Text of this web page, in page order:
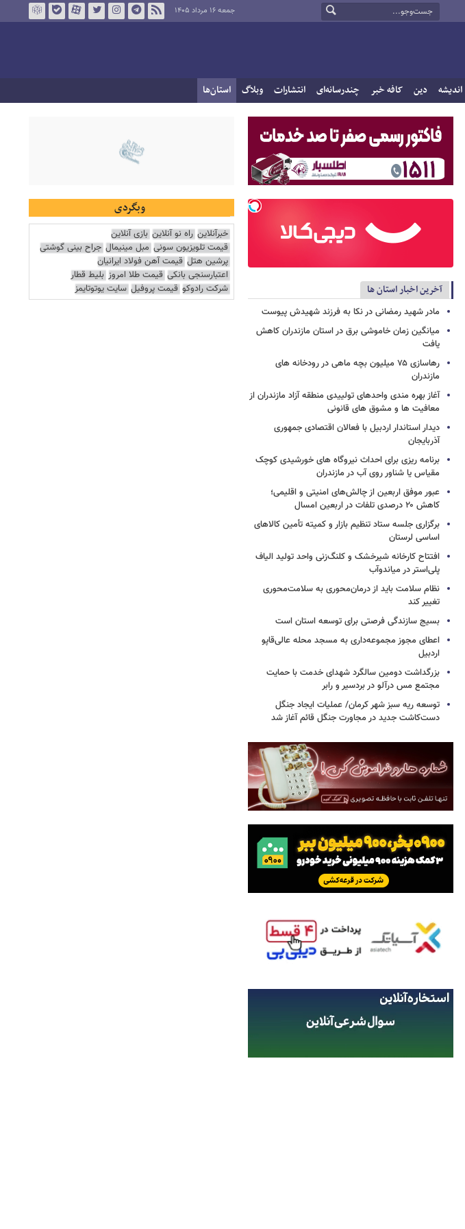
جمعه ۱۶ مرداد ۱۴۰۵
اندیشه دین کافه خبر چندرسانه‌ای انتشارات وبلاگ استان‌ها
آخرین اخبار استان ها
مادر شهید رمضانی در نکا به فرزند شهیدش پیوست
میانگین زمان خاموشی برق در استان مازندران کاهش
یافت
رهاسازی ۷۵ میلیون بچه ماهی در رودخانه های
مازندران
آغاز بهره مندی واحدهای تولییدی منطقه آزاد مازندران از
معافیت ها و مشوق های قانونی
دیدار استاندار اردبیل با فعالان اقتصادی جمهوری
آذربایجان
برنامه ریزی برای احداث نیروگاه های خورشیدی کوچک
مقیاس یا شناور روی آب در مازندران
عبور موفق اربعین از چالش‌های امنیتی و اقلیمی؛
کاهش ۲۰ درصدی تلفات در اربعین امسال
برگزاری جلسه ستاد تنظیم بازار و کمیته تأمین کالاهای
اساسی لرستان
افتتاح کارخانه شیرخشک و کلنگ‌زنی واحد تولید الیاف
پلی‌استر در میاندوآب
نظام سلامت باید از درمان‌محوری به سلامت‌محوری
تغییر کند
بسیج سازندگی فرصتی برای توسعه استان است
اعطای مجوز مجموعه‌داری به مسجد محله عالی‌قاپو
اردبیل
بزرگداشت دومین سالگرد شهدای خدمت با حمایت
مجتمع مس درآلو در بردسیر و رابر
توسعه ریه سبز شهر کرمان/ عملیات ایجاد جنگل
دست‌کاشت جدید در مجاورت جنگل قائم آغاز شد
وبگردی
خبرآنلاین راه نو آنلاین بازی آنلاین
قیمت تلویزیون سونی مبل مینیمال جراح بینی گوشتی
پرشین هتل قیمت آهن فولاد ایرانیان
اعتبارسنجی بانکی قیمت طلا امروز بلیط قطار
شرکت رادوکو قیمت پروفیل سایت یوتوتایمز